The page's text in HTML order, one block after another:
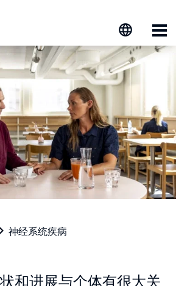
打
神经系统疾病
和进展与个体有很大关